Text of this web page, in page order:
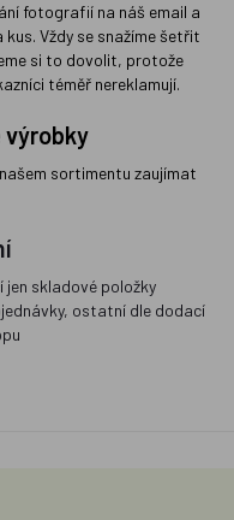
fotografií na náš email a
kus. Vždy se snažíme šetřit
si to dovolit, protože
téměř nereklamují.
výrobky
sortimentu zaujímat
jen skladové položky
ostatní dle dodací